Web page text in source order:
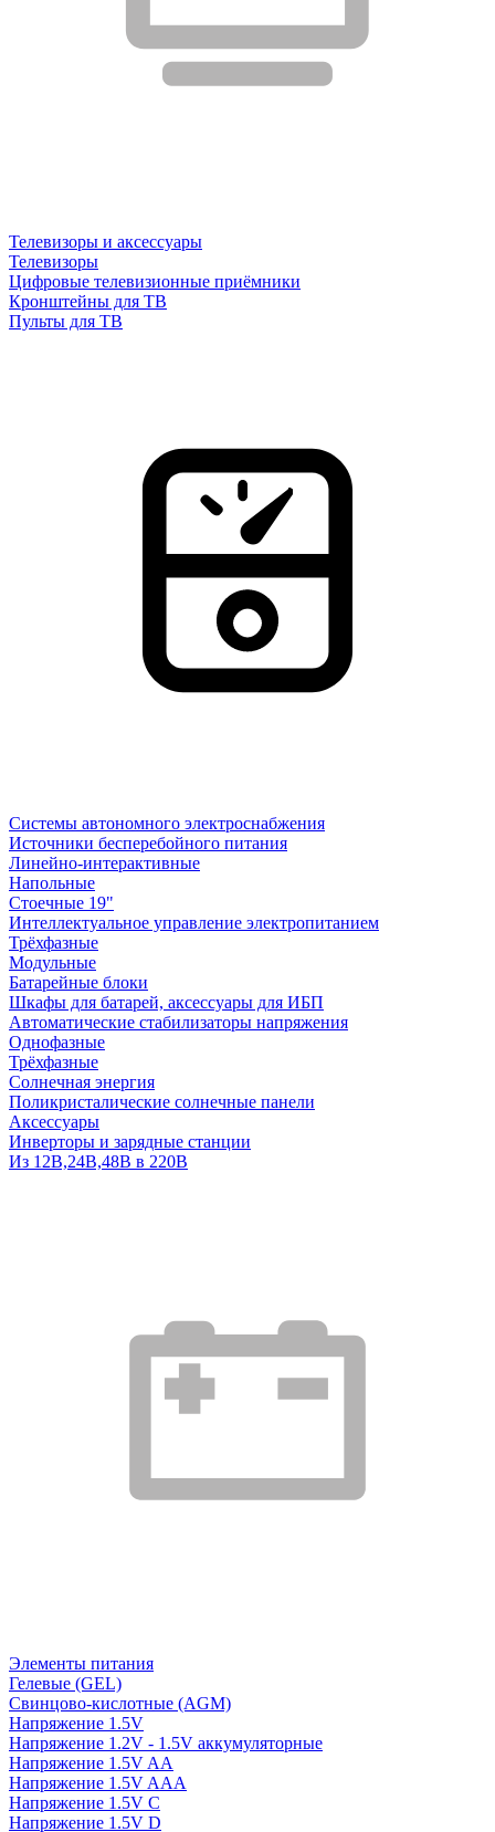
Телевизоры и аксессуары
Телевизоры
Цифровые телевизионные приёмники
Кронштейны для ТВ
Пульты для ТВ
Системы автономного электроснабжения
Источники бесперебойного питания
Линейно-интерактивные
Напольные
Стоечные 19"
Интеллектуальное управление электропитанием
Трёхфазные
Модульные
Батарейные блоки
Шкафы для батарей, аксессуары для ИБП
Автоматические стабилизаторы напряжения
Однофазные
Трёхфазные
Солнечная энергия
Поликристалические солнечные панели
Аксессуары
Инверторы и зарядные станции
Из 12В,24В,48В в 220В
Элементы питания
Гелевые (GEL)
Свинцово-кислотные (AGM)
Напряжение 1.5V
Напряжение 1.2V - 1.5V аккумуляторные
Напряжение 1.5V AA
Напряжение 1.5V AAA
Напряжение 1.5V C
Напряжение 1.5V D